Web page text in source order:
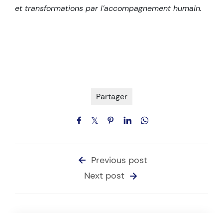
et transformations par l’accompagnement humain.
Partager
Previous post
Next post